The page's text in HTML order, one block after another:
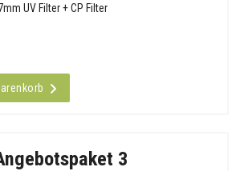
UV Filter + CP Filter
3